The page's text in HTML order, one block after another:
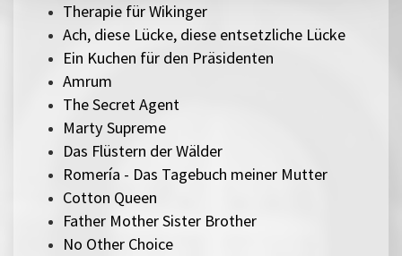
Therapie für Wikinger
Ach, diese Lücke, diese entsetzliche Lücke
Ein Kuchen für den Präsidenten
Amrum
The Secret Agent
Marty Supreme
Das Flüstern der Wälder
Romería - Das Tagebuch meiner Mutter
Cotton Queen
Father Mother Sister Brother
No Other Choice